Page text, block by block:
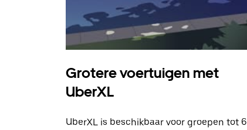
Grotere voertuigen met
UberXL
UberXL is beschikbaar voor groepen tot 6